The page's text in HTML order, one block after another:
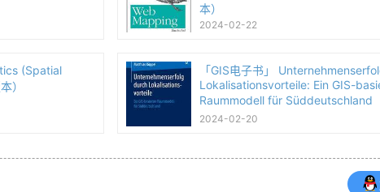
本）
2024-02-22
(Spatial
）
「GIS电子书」
Lokalisationsvorteile: Ein GIS-
Raummodell für Süddeutschland
本）
2024-02-20